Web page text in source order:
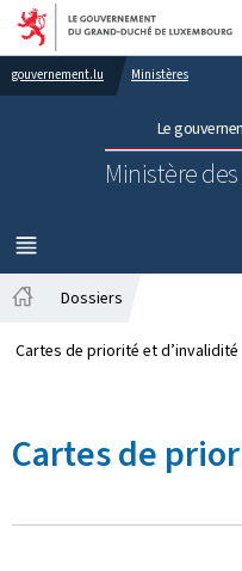
Aller au
Aller
gouvernement.lu Ministères
Le
Ministère
MENU
PRINCIPAL
Dossiers
Cartes de priorité et d’invalidité
Cartes de